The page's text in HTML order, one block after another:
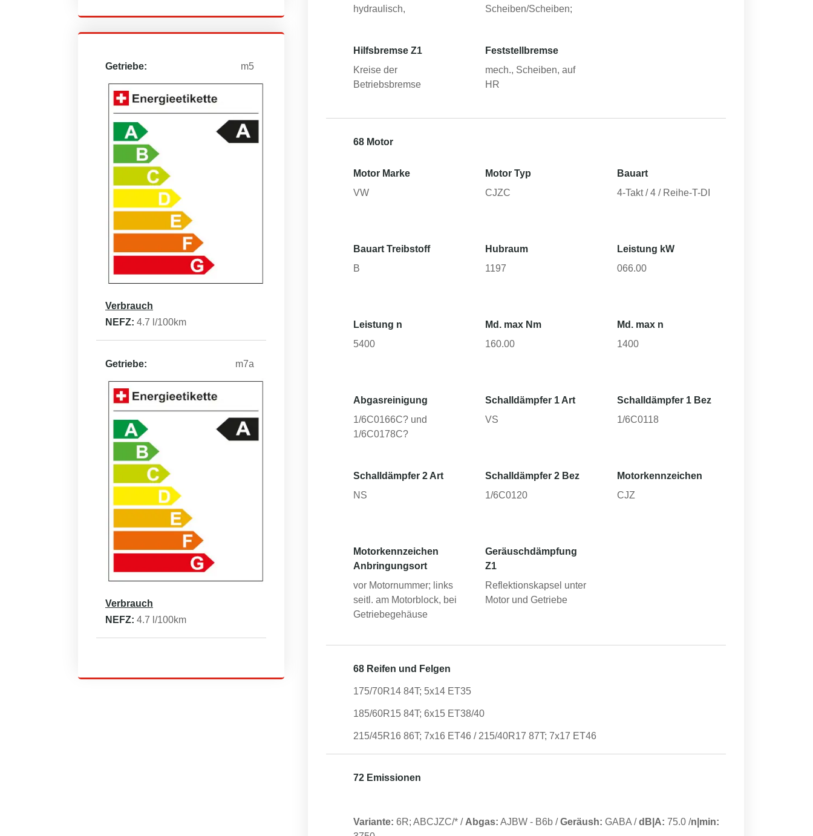
Getriebe: m5
Verbrauch
NEFZ: 4.7 l/100km
Getriebe: m7a
Verbrauch
NEFZ: 4.7 l/100km
hydraulisch,
Scheiben/Scheiben;
Hilfsbremse Z1
Kreise der
Betriebsbremse
Feststellbremse
mech., Scheiben, auf
HR
68 Motor
Motor Marke
VW
Motor Typ
CJZC
Bauart
4-Takt / 4 / Reihe-T-DI
Bauart Treibstoff
B
Hubraum
1197
Leistung kW
066.00
Leistung n
5400
Md. max Nm
160.00
Md. max n
1400
Abgasreinigung
1/6C0166C? und
1/6C0178C?
Schalldämpfer 1 Art
VS
Schalldämpfer 1 Bez
1/6C0118
Schalldämpfer 2 Art
NS
Schalldämpfer 2 Bez
1/6C0120
Motorkennzeichen
CJZ
Motorkennzeichen
Anbringungsort
vor Motornummer; links
seitl. am Motorblock, bei
Getriebegehäuse
Geräuschdämpfung
Z1
Reflektionskapsel unter
Motor und Getriebe
68 Reifen und Felgen
175/70R14 84T; 5x14 ET35
185/60R15 84T; 6x15 ET38/40
215/45R16 86T; 7x16 ET46 / 215/40R17 87T; 7x17 ET46
72 Emissionen
Variante: 6R; ABCJZC/* / Abgas: AJBW - B6b /Geräush: GABA /dB|A: 75.0 /n|min: